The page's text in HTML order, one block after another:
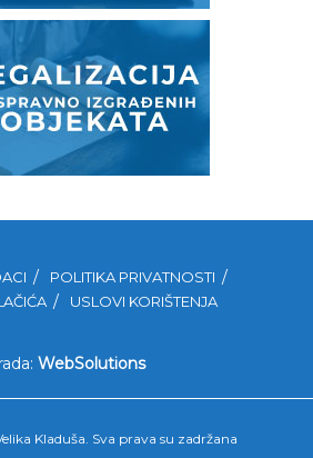
POLITIKA PRIVATNOSTI
USLOVI KORIŠTENJA
WebSolutions
Kladuša. Sva prava su zadržana